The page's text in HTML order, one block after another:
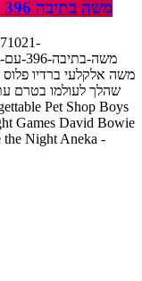
משה בתיבה 396 27.10.21 עם משה אלקלעי ברדיו פלוס
שהלך לעולמו בטרם
Games David Bowie
the Night Aneka -